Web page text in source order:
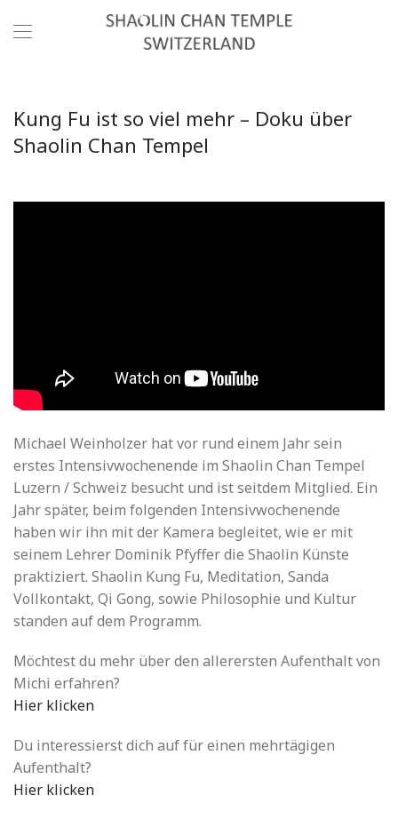
Kung Fu ist so viel mehr – Doku über
Shaolin Chan Tempel
Michael Weinholzer hat vor rund einem Jahr sein
erstes Intensivwochenende im Shaolin Chan Tempel
Luzern / Schweiz besucht und ist seitdem Mitglied. Ein
Jahr später, beim folgenden Intensivwochenende
haben wir ihn mit der Kamera begleitet, wie er mit
seinem Lehrer Dominik Pfyffer die Shaolin Künste
praktiziert. Shaolin Kung Fu, Meditation, Sanda
Vollkontakt, Qi Gong, sowie Philosophie und Kultur
standen auf dem Programm.
Möchtest du mehr über den allerersten Aufenthalt von
Michi erfahren?
Hier klicken
Du interessierst dich auf für einen mehrtägigen
Aufenthalt?
Hier klicken